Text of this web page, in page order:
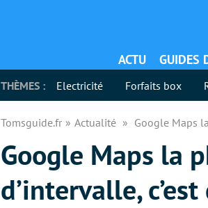
ACTU GUIDES
THÈMES : Electricité Forfaits box
Tomsguide.fr Actualité Google Maps
Google Maps la
d’intervalle,